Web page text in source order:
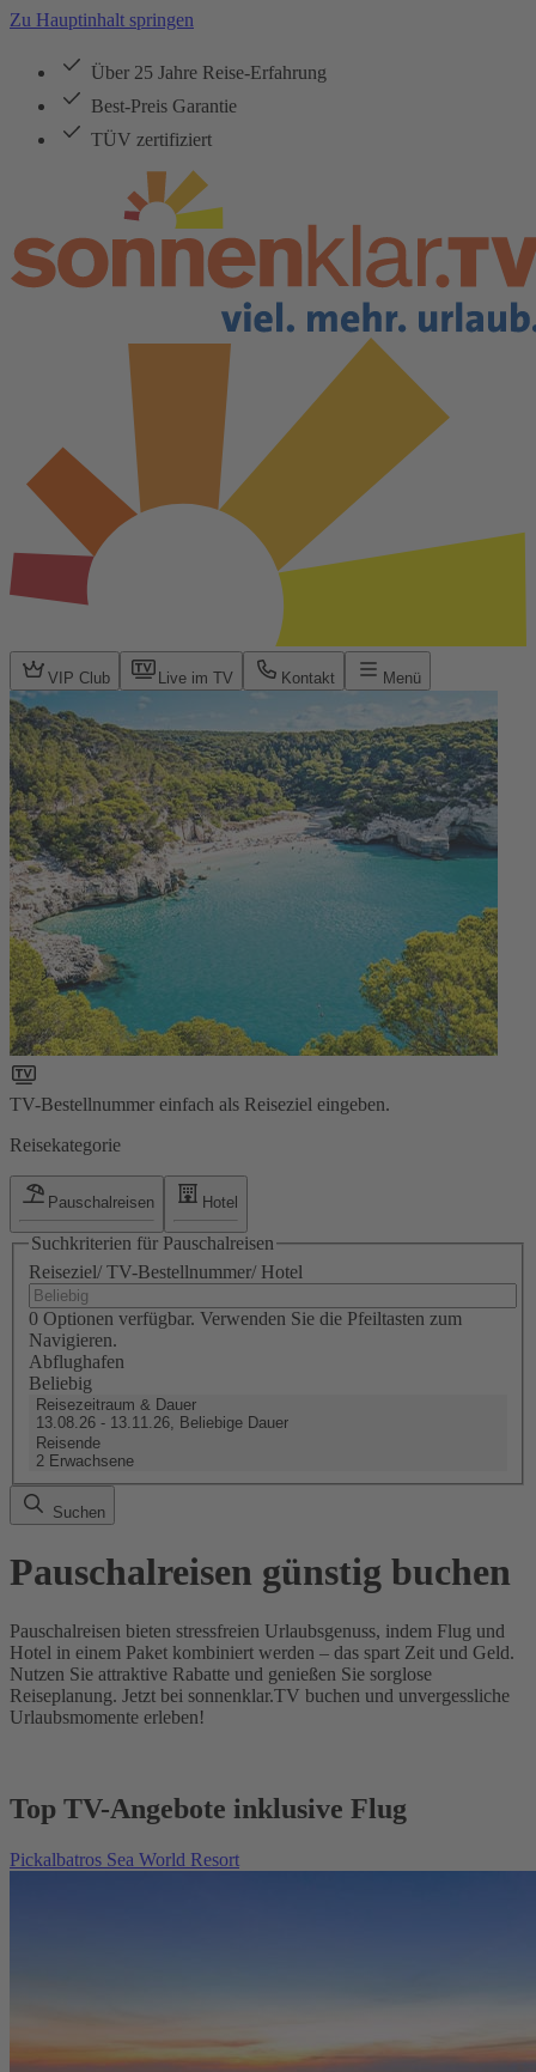
Zu Hauptinhalt springen
Über 25 Jahre Reise-Erfahrung
Best-Preis Garantie
TÜV zertifiziert
VIP Club Live im TV Kontakt Menü
TV-Bestellnummer einfach als Reiseziel eingeben.
Reisekategorie
Pauschalreisen Hotel
Suchkriterien für Pauschalreisen
Reiseziel/ TV-Bestellnummer/ Hotel
0 Optionen verfügbar. Verwenden Sie die Pfeiltasten zum
Navigieren.
Abflughafen
Beliebig
Reisezeitraum & Dauer
13.08.26 - 13.11.26, Beliebige Dauer
Reisende
2 Erwachsene
Suchen
Pauschalreisen günstig buchen
Pauschalreisen bieten stressfreien Urlaubsgenuss, indem Flug und
Hotel in einem Paket kombiniert werden – das spart Zeit und Geld.
Nutzen Sie attraktive Rabatte und genießen Sie sorglose
Reiseplanung. Jetzt bei sonnenklar.TV buchen und unvergessliche
Urlaubsmomente erleben!
Top TV-Angebote inklusive Flug
Pickalbatros Sea World Resort